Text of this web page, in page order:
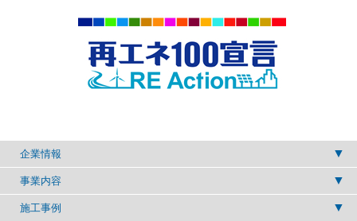
企業情報
事業内容
施工事例